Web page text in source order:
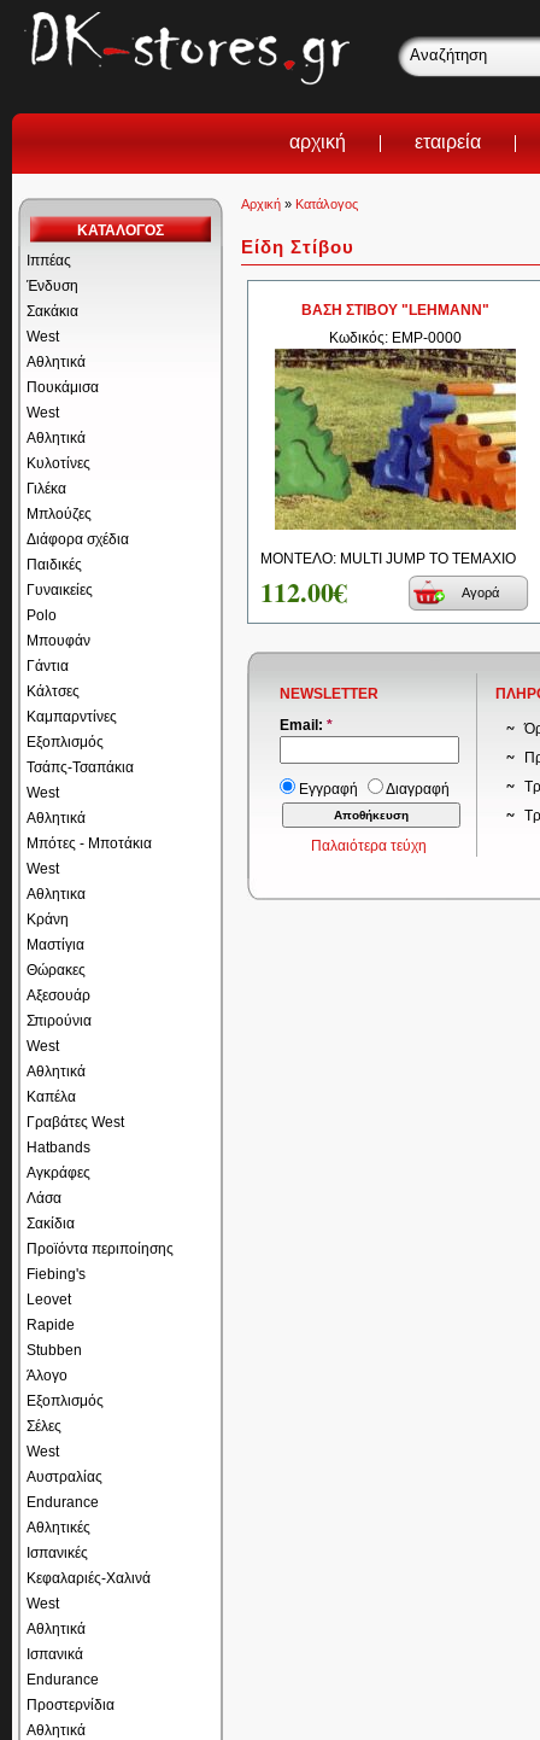
αρχική εταιρεία
ΚΑΤΑΛΟΓΟΣ
Ιππέας
Ένδυση
Σακάκια
West
Αθλητικά
Πουκάμισα
West
Αθλητικά
Κυλοτίνες
Γιλέκα
Μπλούζες
Διάφορα σχέδια
Παιδικές
Γυναικείες
Polo
Μπουφάν
Γάντια
Κάλτσες
Καμπαρντίνες
Εξοπλισμός
Τσάπς-Τσαπάκια
West
Αθλητικά
Μπότες - Μποτάκια
West
Αθλητικα
Κράνη
Μαστίγια
Θώρακες
Αξεσουάρ
Σπιρούνια
West
Αθλητικά
Καπέλα
Γραβάτες West
Hatbands
Αγκράφες
Λάσα
Σακίδια
Προϊόντα περιποίησης
Fiebing's
Leovet
Rapide
Stubben
Άλογο
Εξοπλισμός
Σέλες
West
Αυστραλίας
Endurance
Αθλητικές
Ισπανικές
Κεφαλαριές-Χαλινά
West
Αθλητικά
Ισπανικά
Endurance
Προστερνίδια
Αθλητικά
Αρχική » Κατάλογος
Είδη Στίβου
ΒΑΣΗ ΣΤΙΒΟΥ "LEHMANN"
Κωδικός: EMP-0000
ΜΟΝΤΕΛΟ: MULTI JUMP ΤΟ ΤΕΜΑΧΙΟ
112.00€ Αγορά
NEWSLETTER
Email: *
Εγγραφή Διαγραφή
Παλαιότερα τεύχη